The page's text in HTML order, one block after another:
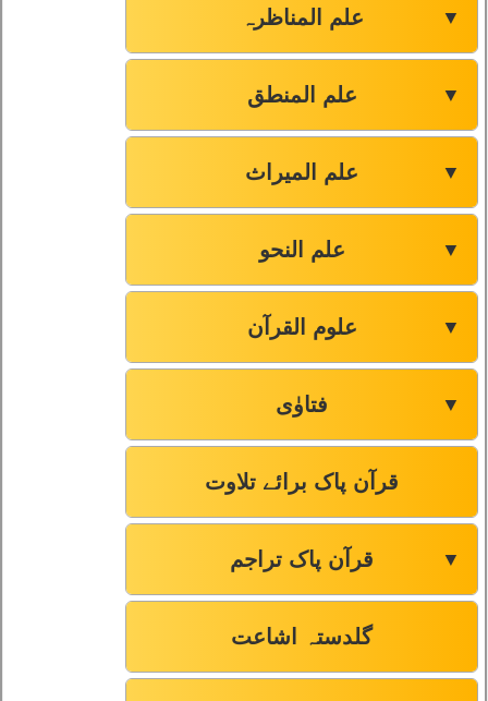
علم المناظرہ ▼
علم المنطق ▼
علم المیراث ▼
علم النحو ▼
علوم القرآن ▼
فتاوٰی ▼
قرآن پاک برائے تلاوت
قرآن پاک تراجم ▼
گلدستہ اشاعت